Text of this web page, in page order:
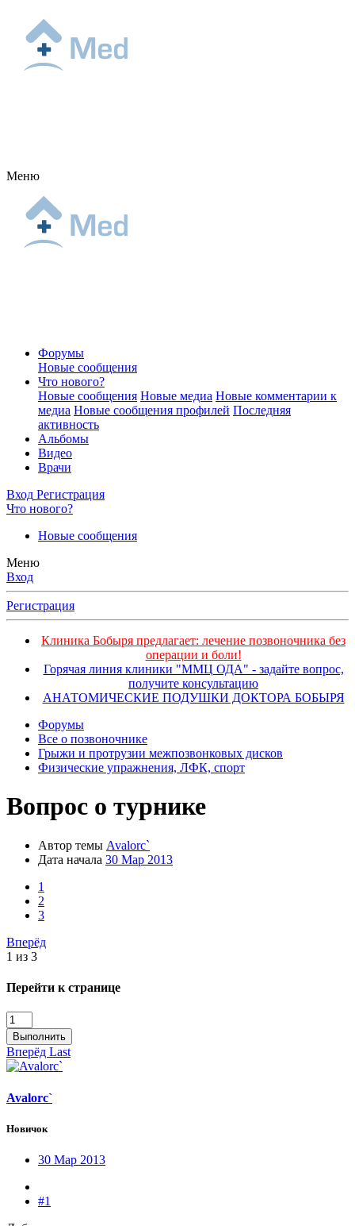
Меню
Форумы
Новые сообщения
Что нового?
Новые сообщения Новые медиа Новые комментарии к
медиа Новые сообщения профилей Последняя
активность
Альбомы
Видео
Врачи
Вход Регистрация
Что нового?
Новые сообщения
Меню
Вход
Регистрация
Клиника Бобыря предлагает: лечение позвоночника без
операции и боли!
Горячая линия клиники "ММЦ ОДА" - задайте вопрос,
получите консультацию
АНАТОМИЧЕСКИЕ ПОДУШКИ ДОКТОРА БОБЫРЯ
Форумы
Все о позвоночнике
Грыжи и протрузии межпозвонковых дисков
Физические упражнения, ЛФК, спорт
Вопрос о турнике
Автор темы Avalorc`
Дата начала 30 Мар 2013
1
2
3
Вперёд
1 из 3
Перейти к странице
Выполнить
Вперёд Last
Avalorc`
Новичок
30 Мар 2013
#1